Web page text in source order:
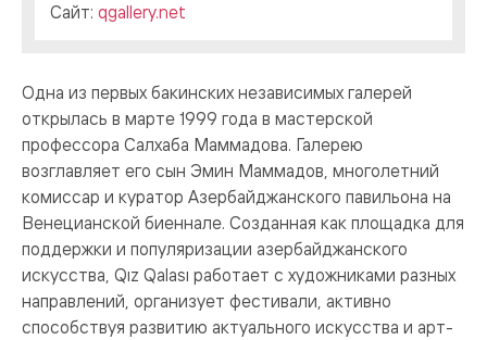
Сайт: qgallery.net
Одна из первых бакинских независимых галерей
открылась в марте 1999 года в мастерской
профессора Салхаба Маммадова. Галерею
возглавляет его сын Эмин Маммадов, многолетний
комиссар и куратор Азербайджанского павильона на
Венецианской биеннале. Созданная как площадка для
поддержки и популяризации азербайджанского
искусства, Qız Qalası работает с художниками разных
направлений, организует фестивали, активно
способствуя развитию актуального искусства и арт-